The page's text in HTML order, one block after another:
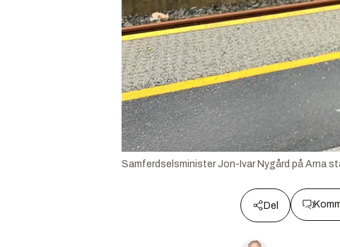
Samferdselsminister Jon-Ivar Nygård på Arna
Del